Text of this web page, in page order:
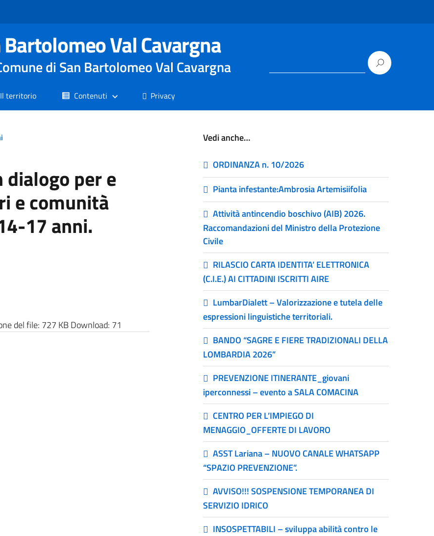
Val Cavargna
di San Bartolomeo Val Cavargna
Il territorio Contenuti Privacy
dialogo per e
e comunità
17 anni.
del file: 727 KB Download: 71
Vedi anche…
ORDINANZA n. 10/2026
Pianta infestante:Ambrosia Artemisiifolia
Attività antincendio boschivo (AIB) 2026.
Raccomandazioni del Ministro della Protezione
Civile
RILASCIO CARTA IDENTITA’ ELETTRONICA
(C.I.E.) AI CITTADINI ISCRITTI AIRE
LumbarDialett – Valorizzazione e tutela delle
espressioni linguistiche territoriali.
BANDO “SAGRE E FIERE TRADIZIONALI DELLA
LOMBARDIA 2026”
PREVENZIONE ITINERANTE_giovani
iperconnessi – evento a SALA COMACINA
CENTRO PER L’IMPIEGO DI
MENAGGIO_OFFERTE DI LAVORO
ASST Lariana – NUOVO CANALE WHATSAPP
“SPAZIO PREVENZIONE”.
AVVISO!!! SOSPENSIONE TEMPORANEA DI
SERVIZIO IDRICO
INSOSPETTABILI – sviluppa abilità contro le